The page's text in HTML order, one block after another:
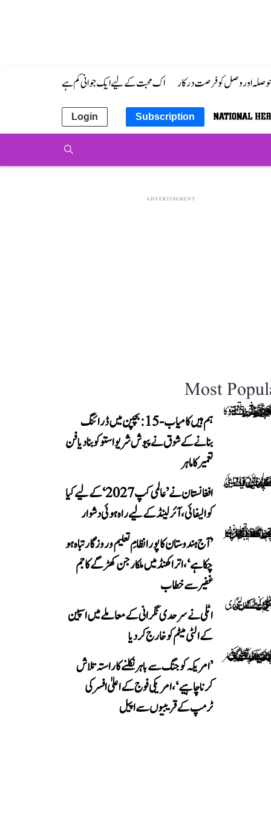
حوصلہ اور وصل کو فرصت درکار اک محبت کے لیے ایک جوانی کم ہے
Subscription
Login
ADVERTISEMENT
Most
ہم ہیں کامیاب-15: بچپن میں ڈرائنگ
بنانے کے شوق نے پیوش شریواستو کو بنا دیا فن
تعمیر کا ماہر
افغانستان نے ’عالمی کپ 2027‘ کے لیے کیا
کوالیفائی، آئرلینڈ کے لیے راہ ہوئی دشوار
’آج ہندوستان کا پورا نظامِ تعلیم و روزگار تباہ ہو
چکا ہے‘، اتراکھنڈ میں ملکارجن کھڑگے کا جم
غفیر سے خطاب
اٹلی نے سرحدی نگرانی کے معاملے میں اسپین
کے الٹی میٹم کو خارج کر دیا
’امریکہ کو جنگ سے باہر نکلنے کا راستہ تلاش
کرنا چاہیے‘، امریکی فوج کے اعلیٰ افسر کی
ٹرمپ کے قریبیوں سے اپیل